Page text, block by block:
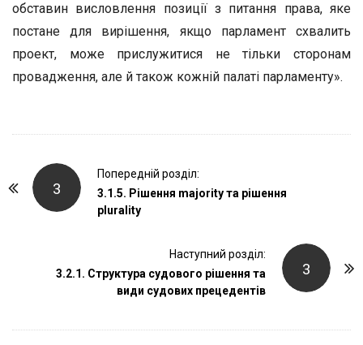
обставин висловлення позиції з питання права, яке
постане для вирішення, якщо парламент схвалить
проект, може прислужитися не тільки сторонам
провадження, але й також кожній палаті парламенту».
3
Попередній розділ:
3.1.5. Рішення majority та рішення
plurality
3
Наступний розділ:
3.2.1. Структура судового рішення та
види судових прецедентів